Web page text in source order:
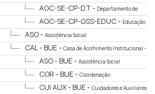
AGC-SE-CP-DT - Departamento de
AGC-SE-CP-GSS-EDUC - Educação
ASO - Assistência Social
CAL - BUE - Casa de Acolhimento Institucional -
ASO - BUE - Assistência Social
COR - BUE - Coordenação
CUI AUX - BUE - Cuidadores e Auxiliares